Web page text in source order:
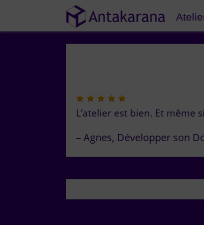
L’atelier est bien. Et même
Agnes Développer son